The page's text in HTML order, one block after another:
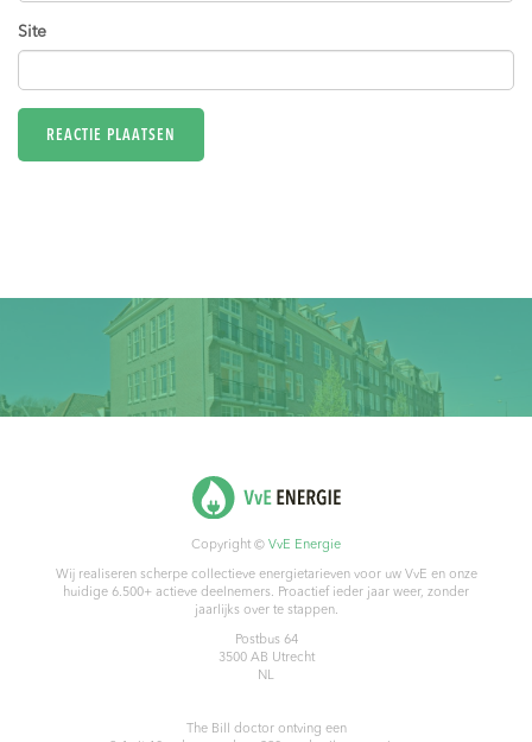
Site
Copyright © VvE Energie
Wij realiseren scherpe collectieve energietarieven voor uw VvE en onze
huidige 6.500+ actieve deelnemers. Proactief ieder jaar weer, zonder
jaarlijks over te stappen.
Postbus 64
3500 AB Utrecht
NL
The Bill doctorontving een